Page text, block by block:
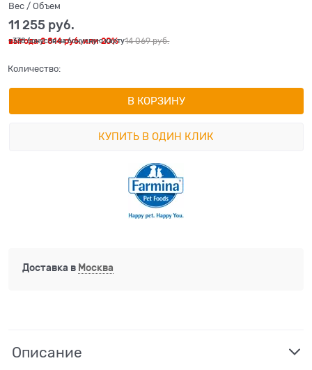
Вес / Объем
14 069 руб.
11 255 руб.
выгода2 814 руб.или20%
+338 бонусов на бонусную карту
Количество:
В КОРЗИНУ
КУПИТЬ В ОДИН КЛИК
Доставка в Москва
Описание